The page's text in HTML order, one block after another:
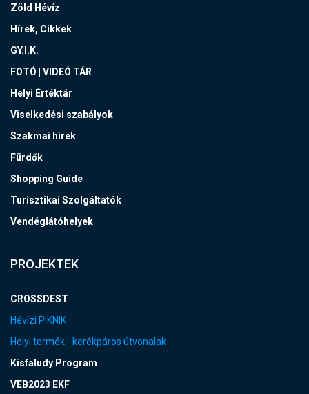
Zöld Hévíz
Hírek, Cikkek
GY.I.K.
FOTÓ | VIDEÓ TÁR
Helyi Értéktár
Viselkedési szabályok
Szakmai hírek
Fürdők
Shopping Guide
Turisztikai Szolgáltatók
Vendéglátóhelyek
PROJEKTEK
CROSSDEST
Hévízi PIKNIK
Helyi termék - kerékpáros útvonalak
Kisfaludy Program
VEB2023 EKF